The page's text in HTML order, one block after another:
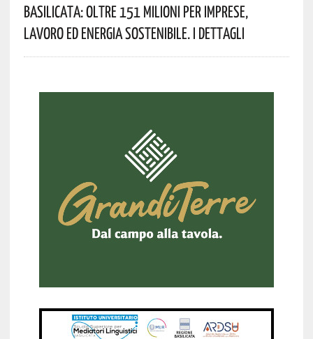
Basilicata: Oltre 151 Milioni Per Imprese,
Lavoro Ed Energia Sostenibile. I Dettagli